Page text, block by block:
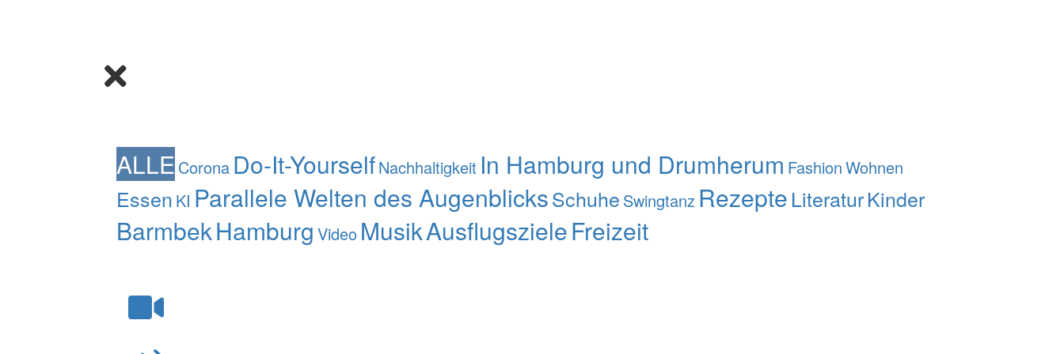
ALLE Corona Do-It-YourselfNachhaltigkeit In Hamburg und Drumherum FashionWohnen
Essen KI Parallele Welten des AugenblicksSchuhe Swingtanz RezepteLiteraturKinder
BarmbekHamburg Video MusikAusflugszieleFreizeit